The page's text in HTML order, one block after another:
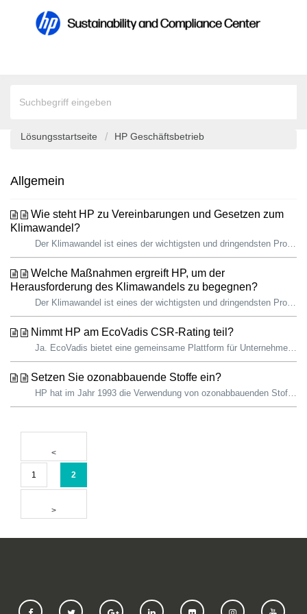
Lösungsstartseite HP Geschäftsbetrieb
Allgemein
Wie steht HP zu Vereinbarungen und Gesetzen zum
Klimawandel?
Der Klimawandel ist eines der wichtigsten und dringendsten Probleme, denen sich die Geschäftswelt und die Gesellschaft heute gegenübersehen. Die Wissenscha...
Welche Maßnahmen ergreift HP, um der
Herausforderung des Klimawandels zu begegnen?
Der Klimawandel ist eines der wichtigsten und dringendsten Probleme, denen sich die Geschäftswelt und die Gesellschaft heute gegenübersehen. Die Wissensch...
Nimmt HP am EcoVadis CSR-Rating teil?
Ja. EcoVadis bietet eine gemeinsame Plattform für Unternehmen zur Bewertung der Nachhaltigkeit von globalen Lieferketten. Die Plattform arbeitet auch mit Na...
Setzen Sie ozonabbauende Stoffe ein?
HP hat im Jahr 1993 die Verwendung von ozonabbauenden Stoffen (ODS) in allen Produkten und Herstellungsprozessen eingestellt. ODS werden in Einrich...
1 2